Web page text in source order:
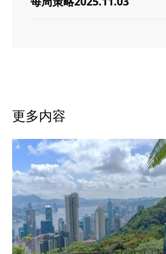
更多内容